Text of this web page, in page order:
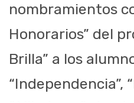
nombramientos
Honorarios” del
Brilla” a los
“Independencia”,